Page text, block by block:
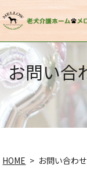
お問い合
HOME お問い合わ